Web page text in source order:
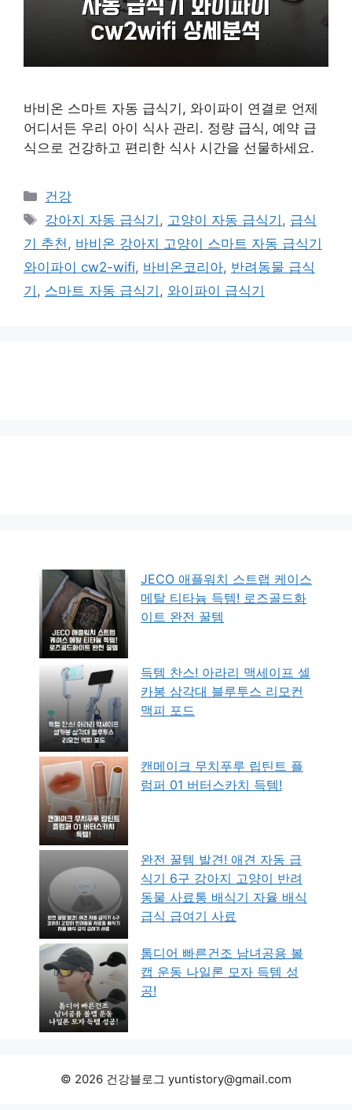
바비온 스마트 자동 급식기, 와이파이 연결로 언제
어디서든 우리 아이 식사 관리. 정량 급식, 예약 급
식으로 건강하고 편리한 식사 시간을 선물하세요.
카
테
고
리
건강
태
그
강아지 자동 급식기 , 고양이 자동 급식기 , 급식
기 추천 , 바비온 강아지 고양이 스마트 자동 급식기
와이파이 cw2-wifi, 바비온코리아, 반려동물 급식
기 , 스마트 자동 급식기 , 와이파이 급식기
JECO 애플워치 스트랩 케이스
메탈 티타늄 득템! 로즈골드화
이트 완전 꿀템
득템 찬스! 아라리 맥세이프 셀
카봉 삼각대 블루투스 리모컨
맥피 포드
캔메이크 무치푸루 립틴트 플
럼퍼 01 버터스카치 득템!
완전 꿀템 발견! 애견 자동 급
식기 6구 강아지 고양이 반려
동물 사료통 배식기 자율 배식
급식 급여기 사료
톰디어 빠른건조 남녀공용 볼
캡 운동 나일론 모자 득템 성
공!
© 2026 건강블로그 yuntistory@gmail.com